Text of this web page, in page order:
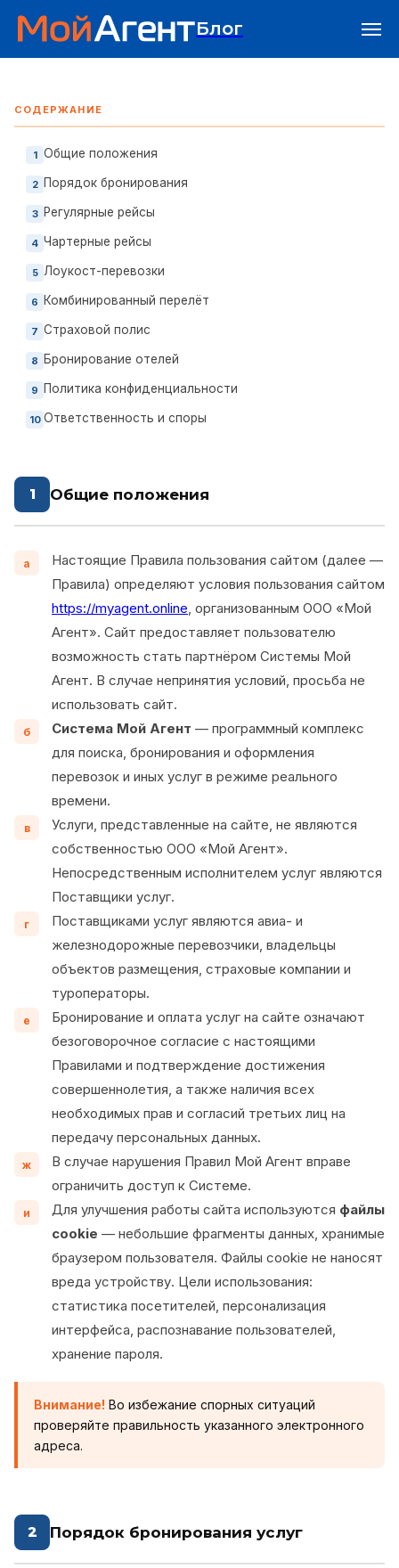
Блог
СОДЕРЖАНИЕ
Общие положения
Порядок бронирования
Регулярные рейсы
Чартерные рейсы
Лоукост-перевозки
Комбинированный перелёт
Страховой полис
Бронирование отелей
Политика конфиденциальности
Ответственность и споры
1 Общие положения
а
Настоящие Правила пользования сайтом (далее —
Правила) определяют условия пользования сайтом
https://myagent.online, организованным ООО «Мой
Агент». Сайт предоставляет пользователю
возможность стать партнёром Системы Мой
Агент. В случае непринятия условий, просьба не
использовать сайт.
б Система Мой Агент — программный комплекс
для поиска, бронирования и оформления
перевозок и иных услуг в режиме реального
времени.
в
Услуги, представленные на сайте, не являются
собственностью ООО «Мой Агент».
Непосредственным исполнителем услуг являются
Поставщики услуг.
г
Поставщиками услуг являются авиа- и
железнодорожные перевозчики, владельцы
объектов размещения, страховые компании и
туроператоры.
е
Бронирование и оплата услуг на сайте означают
безоговорочное согласие с настоящими
Правилами и подтверждение достижения
совершеннолетия, а также наличия всех
необходимых прав и согласий третьих лиц на
передачу персональных данных.
ж
В случае нарушения Правил Мой Агент вправе
ограничить доступ к Системе.
и Для улучшения работы сайта используются файлы
cookie — небольшие фрагменты данных, хранимые
браузером пользователя. Файлы cookie не наносят
вреда устройству. Цели использования:
статистика посетителей, персонализация
интерфейса, распознавание пользователей,
хранение пароля.
Внимание! Во избежание спорных ситуаций
проверяйте правильность указанного электронного
адреса.
2 Порядок бронирования услуг